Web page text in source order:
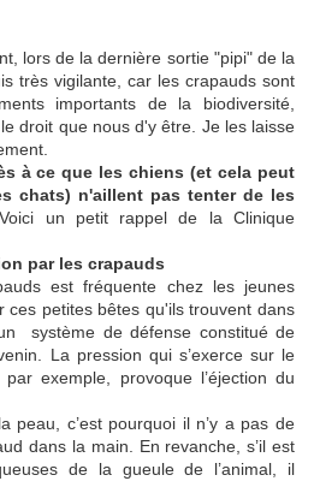
lors de la dernière sortie "pipi" de la
très vigilante, car les crapauds sont
importants de la biodiversité,
droit que nous d'y être. Je les laisse
à ce que les chiens (et cela peut
chats) n'aillent pas tenter de les
un petit rappel de la Clinique
par les crapauds
est fréquente chez les jeunes
ces petites bêtes qu'ils trouvent dans
système de défense constitué de
La pression qui s’exerce sur le
exemple, provoque l’éjection du
peau, c’est pourquoi il n’y a pas de
dans la main. En revanche, s’il est
de la gueule de l’animal, il